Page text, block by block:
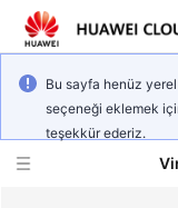
Bu sayfa henüz
seçeneği eklemek
teşekkür ederiz.